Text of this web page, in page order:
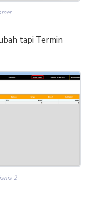
tapi Termin
2